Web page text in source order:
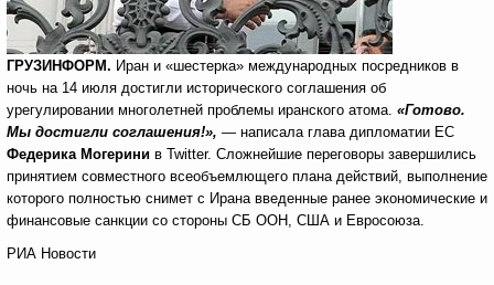
ГРУЗИНФОРМ. Иран и «шестерка» международных посредников в
ночь на 14 июля достигли исторического соглашения об
урегулировании многолетней проблемы иранского атома. «Готово.
Мы достигли соглашения!», — написала глава дипломатии ЕС
Федерика Могерини в Twitter. Сложнейшие переговоры завершились
принятием совместного всеобъемлющего плана действий, выполнение
которого полностью снимет с Ирана введенные ранее экономические и
финансовые санкции со стороны СБ ООН, США и Евросоюза.
РИА Новости